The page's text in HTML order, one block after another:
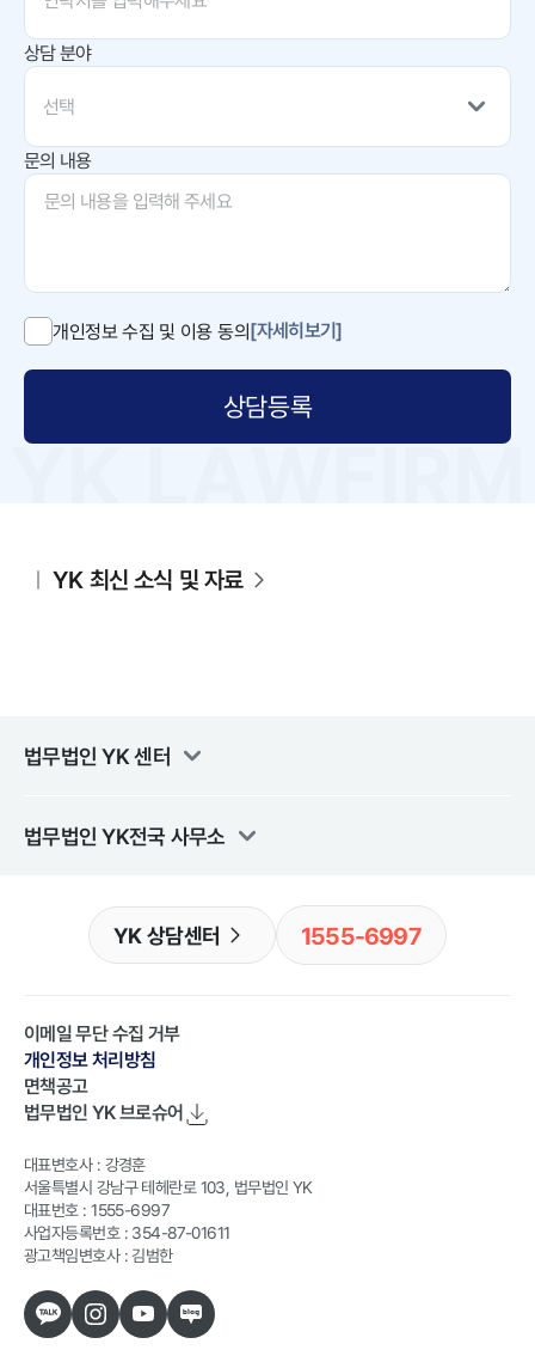
상담 분야
선택
문의 내용
개인정보 수집 및 이용 동의[자세히보기]
상담등록
YK 최신 소식 및 자료
법무법인 YK센터
법무법인 YK전국 사무소
YK 상담센터 1555-6997
이메일 무단 수집 거부
개인정보 처리방침
면책공고
법무법인 YK브로슈어
대표변호사 : 강경훈
서울특별시 강남구 테헤란로 103, 법무법인 YK
대표번호 : 1555-6997
사업자등록번호 : 354-87-01611
광고책임변호사 : 김범한